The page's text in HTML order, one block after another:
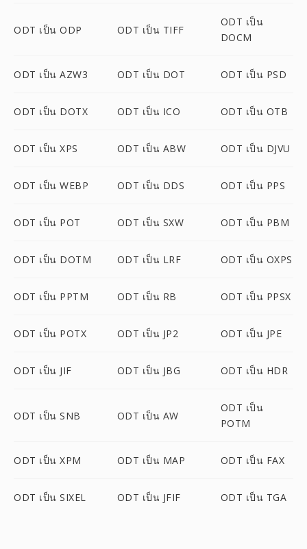
ODT เป็น ODP ODT เป็น TIFF
ODT เป็น
DOCM
ODT เป็น AZW3 ODT เป็น DOT ODT เป็น PSD
ODT เป็น DOTX ODT เป็น ICO ODT เป็น OTB
ODT เป็น XPS ODT เป็น ABW ODT เป็น DJVU
ODT เป็น WEBP ODT เป็น DDS ODT เป็น PPS
ODT เป็น POT ODT เป็น SXW ODT เป็น PBM
ODT เป็น DOTM ODT เป็น LRF ODT เป็น OXPS
ODT เป็น PPTM ODT เป็น RB ODT เป็น PPSX
ODT เป็น POTX ODT เป็น JP2 ODT เป็น JPE
ODT เป็น JIF ODT เป็น JBG ODT เป็น HDR
ODT เป็น SNB ODT เป็น AW
ODT เป็น
POTM
ODT เป็น XPM ODT เป็น MAP ODT เป็น FAX
ODT เป็น SIXEL ODT เป็น JFIF ODT เป็น TGA